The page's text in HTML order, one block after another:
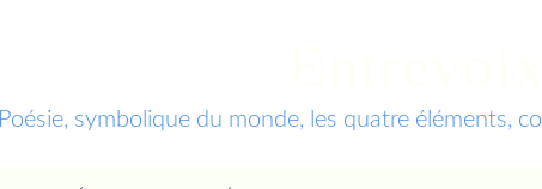
Poésie, symbolique du monde, les quatre éléments,